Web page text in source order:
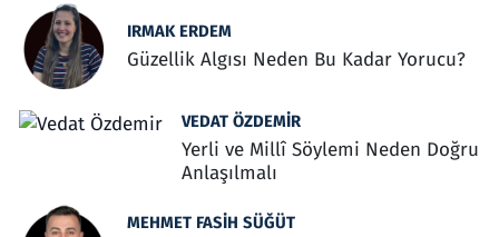
IRMAK ERDEM
Güzellik Algısı Neden Bu Kadar Yorucu?
VEDAT ÖZDEMIR
Yerli ve Millî Söylemi Neden Doğru
Anlaşılmalı
MEHMET FASIH SÜĞÜT